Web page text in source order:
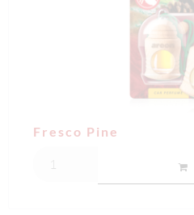
Fresco Pine